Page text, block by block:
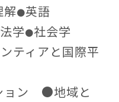
解●英語
法学●社会学
ティアと国際平
ョン ●地域と